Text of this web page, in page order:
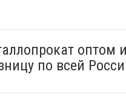
оптом
по всей